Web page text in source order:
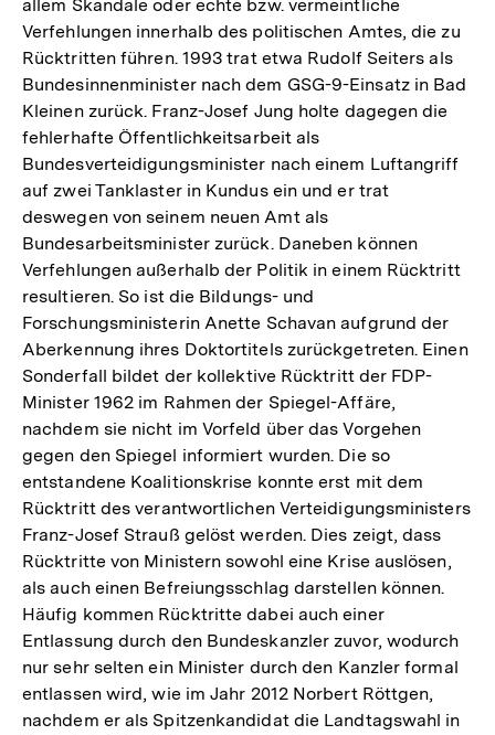
allem Skandale oder echte bzw. vermeintliche
Verfehlungen innerhalb des politischen Amtes, die zu
Rücktritten führen. 1993 trat etwa Rudolf Seiters als
Bundesinnenminister nach dem GSG-9-Einsatz in Bad
Kleinen zurück. Franz-Josef Jung holte dagegen die
fehlerhafte Öffentlichkeitsarbeit als
Bundesverteidigungsminister nach einem Luftangriff
auf zwei Tanklaster in Kundus ein und er trat
deswegen von seinem neuen Amt als
Bundesarbeitsminister zurück. Daneben können
Verfehlungen außerhalb der Politik in einem Rücktritt
resultieren. So ist die Bildungs- und
Forschungsministerin Anette Schavan aufgrund der
Aberkennung ihres Doktortitels zurückgetreten. Einen
Sonderfall bildet der kollektive Rücktritt der FDP-
Minister 1962 im Rahmen der Spiegel-Affäre,
nachdem sie nicht im Vorfeld über das Vorgehen
gegen den Spiegel informiert wurden. Die so
entstandene Koalitionskrise konnte erst mit dem
Rücktritt des verantwortlichen Verteidigungsministers
Franz-Josef Strauß gelöst werden. Dies zeigt, dass
Rücktritte von Ministern sowohl eine Krise auslösen,
als auch einen Befreiungsschlag darstellen können.
Häufig kommen Rücktritte dabei auch einer
Entlassung durch den Bundeskanzler zuvor, wodurch
nur sehr selten ein Minister durch den Kanzler formal
entlassen wird, wie im Jahr 2012 Norbert Röttgen,
nachdem er als Spitzenkandidat die Landtagswahl in